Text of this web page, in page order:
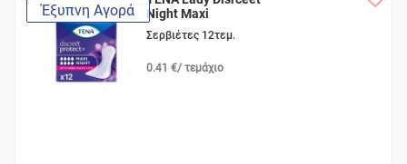
Έξυπνη Αγορά
Night Maxi
Σερβιέτες 12τεμ.
0.41 €/ τεμάχιο